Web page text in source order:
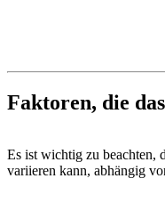
Faktoren, die
Es ist wichtig zu beachten,
variieren kann, abhängig